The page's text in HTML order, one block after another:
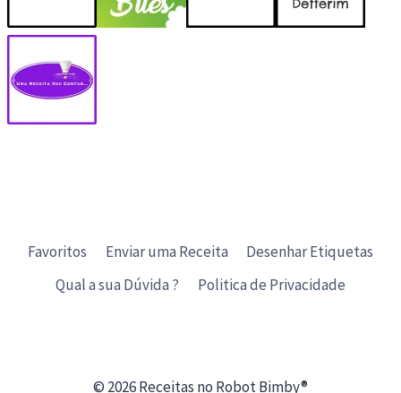
Favoritos Enviar uma Receita
Desenhar Etiquetas
Qual a sua Dúvida ?
Politica de Privacidade
© 2026 Receitas no Robot Bimby®